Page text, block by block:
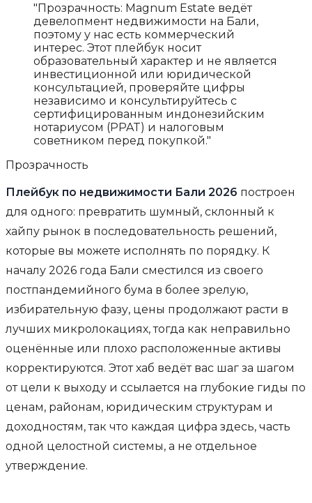
"Прозрачность: Magnum Estate ведёт
девелопмент недвижимости на Бали,
поэтому у нас есть коммерческий
интерес. Этот плейбук носит
образовательный характер и не является
инвестиционной или юридической
консультацией, проверяйте цифры
независимо и консультируйтесь с
сертифицированным индонезийским
нотариусом (PPAT) и налоговым
советником перед покупкой."
Прозрачность
Плейбук по недвижимости Бали 2026 построен
для одного: превратить шумный, склонный к
хайпу рынок в последовательность решений,
которые вы можете исполнять по порядку. К
началу 2026 года Бали сместился из своего
постпандемийного бума в более зрелую,
избирательную фазу, цены продолжают расти в
лучших микролокациях, тогда как неправильно
оценённые или плохо расположенные активы
корректируются. Этот хаб ведёт вас шаг за шагом
от цели к выходу и ссылается на глубокие гиды по
ценам, районам, юридическим структурам и
доходностям, так что каждая цифра здесь, часть
одной целостной системы, а не отдельное
утверждение.